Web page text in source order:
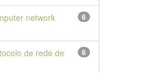
6
network
6
de rede de